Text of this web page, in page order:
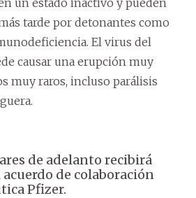
un estado inactivo y pueden
tarde por detonantes como
El virus del
causar una erupción muy
muy raros, incluso parálisis
de adelanto recibirá
de colaboración
Pfizer.